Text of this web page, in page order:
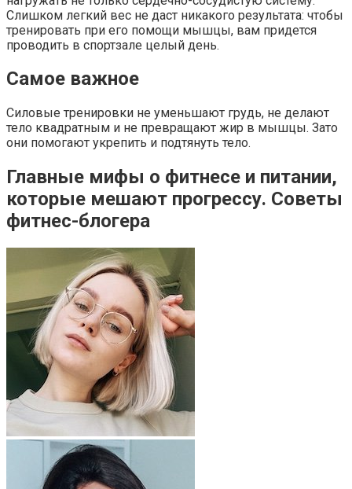
Слишком легкий вес не даст никакого результата: чтобы
тренировать при его помощи мышцы, вам придется
проводить в спортзале целый день.
Самое важное
Силовые тренировки не уменьшают грудь, не делают
тело квадратным и не превращают жир в мышцы. Зато
они помогают укрепить и подтянуть тело.
Главные мифы о фитнесе и питании,
которые мешают прогрессу. Советы
фитнес-блогера